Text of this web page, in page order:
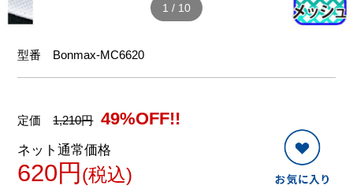
2 / 10
型番 Bonmax-MC6620
定価1,210円 49%OFF!!
ネット通常価格
620円 (税込)